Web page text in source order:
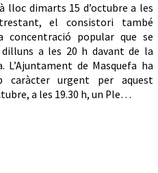
lloc dimarts 15 d’octubre a les
el consistori també
concentració popular que se
dilluns a les 20 h davant de la
L’Ajuntament de Masquefa ha
caràcter urgent per aquest
a les 19.30 h, un Ple…